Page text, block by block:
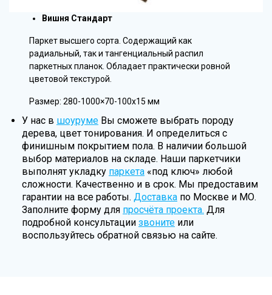
Вишня Стандарт
Паркет высшего сорта. Содержащий как
радиальный, так и тангенциальный распил
паркетных планок. Обладает практически ровной
цветовой текстурой.
Размер: 280-1000×70-100х15 мм
У нас в шоуруме Вы сможете выбрать породу
дерева, цвет тонирования. И определиться с
финишным покрытием пола. В наличии большой
выбор материалов на складе. Наши паркетчики
выполнят укладку паркета «под ключ» любой
сложности. Качественно и в срок. Мы предоставим
гарантии на все работы. Доставка по Москве и МО.
Заполните форму для просчёта проекта. Для
подробной консультации звоните или
воспользуйтесь обратной связью на сайте.